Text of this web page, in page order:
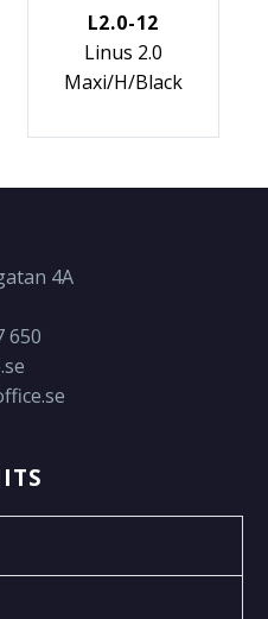
L2.0-12
Linus 2.0
Maxi/H/Black
4A
650